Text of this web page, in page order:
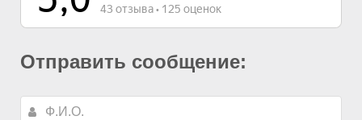
Отправить сообщение: